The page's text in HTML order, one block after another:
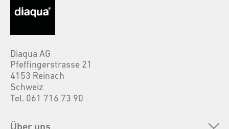
Diaqua AG
Pfeffingerstrasse 21
4153 Reinach
Schweiz
Tel. 061 716 73 90